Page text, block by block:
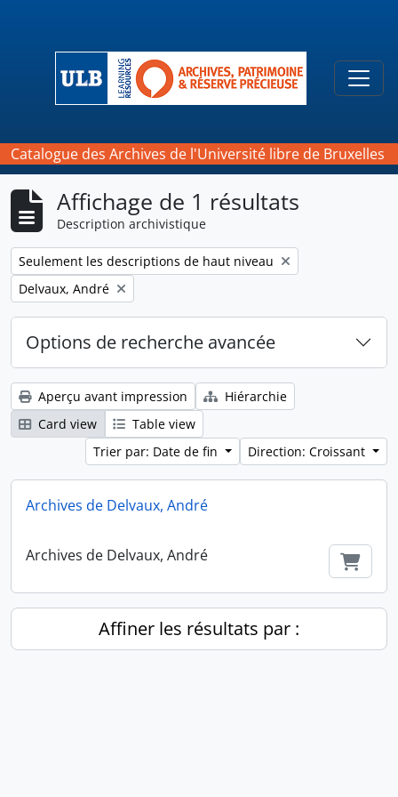
Catalogue des Archives de l'Université libre de Bruxelles
Affichage de 1 résultats
Description archivistique
Remove filter:
Seulement les descriptions de haut niveau
Remove filter:
Delvaux, André
Options de recherche avancée
Aperçu avant impression
Hiérarchie
Card view
Table view
Trier par: Date de fin
Direction: Croissant
Archives de Delvaux, André
Archives de Delvaux, André
Affiner les résultats par :